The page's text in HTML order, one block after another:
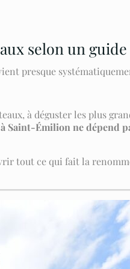
selon un guide
presque
à déguster les plus
Saint-Émilion ne dépend
tout ce qui fait la